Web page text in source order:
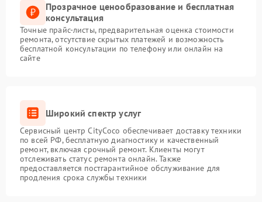
Прозрачное ценообразование и бесплатная
консультация
Точные прайс-листы, предварительная оценка стоимости
ремонта, отсутствие скрытых платежей и возможность
бесплатной консультации по телефону или онлайн на
сайте
Широкий спектр услуг
Сервисный центр CityCoco обеспечивает доставку техники
по всей РФ, бесплатную диагностику и качественный
ремонт, включая срочный ремонт. Клиенты могут
отслеживать статус ремонта онлайн. Также
предоставляется постгарантийное обслуживание для
продления срока службы техники